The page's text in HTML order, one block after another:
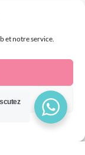
et notre service.